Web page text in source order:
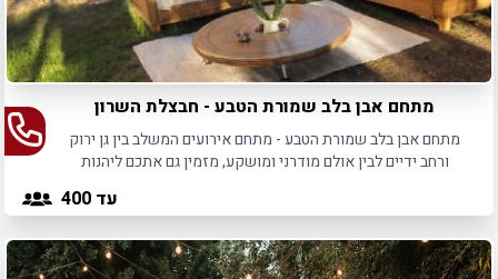
מתחם אבן בלב שמורת הטבע - חבצלת השרון
מתחם אבן בלב שמורת הטבע - מתחם אירועים המשלב בין גן ירוק
ורחב ידיים לבין אולם מודרני ומושקע, מזמין גם אתכם ליהנות
עד 400